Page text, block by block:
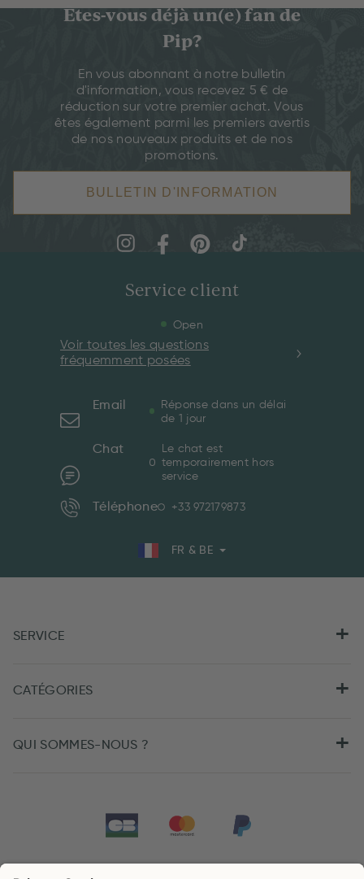
Êtes-vous déjà un(e) fan de
Pip?
En vous abonnant à notre bulletin
d'information, vous recevez 5 € de
réduction sur votre premier achat. Vous
êtes également parmi les premiers avertis
de nos nouveaux produits et de nos
promotions.
BULLETIN D'INFORMATION
Service client
Open
Voir toutes les questions
fréquemment posées
Email
Réponse dans un délai
de 1 jour
Chat
Le chat est
temporairement hors
service
Téléphone +33 972179873
FR & BE
SERVICE
CATÉGORIES
QUI SOMMES-NOUS ?